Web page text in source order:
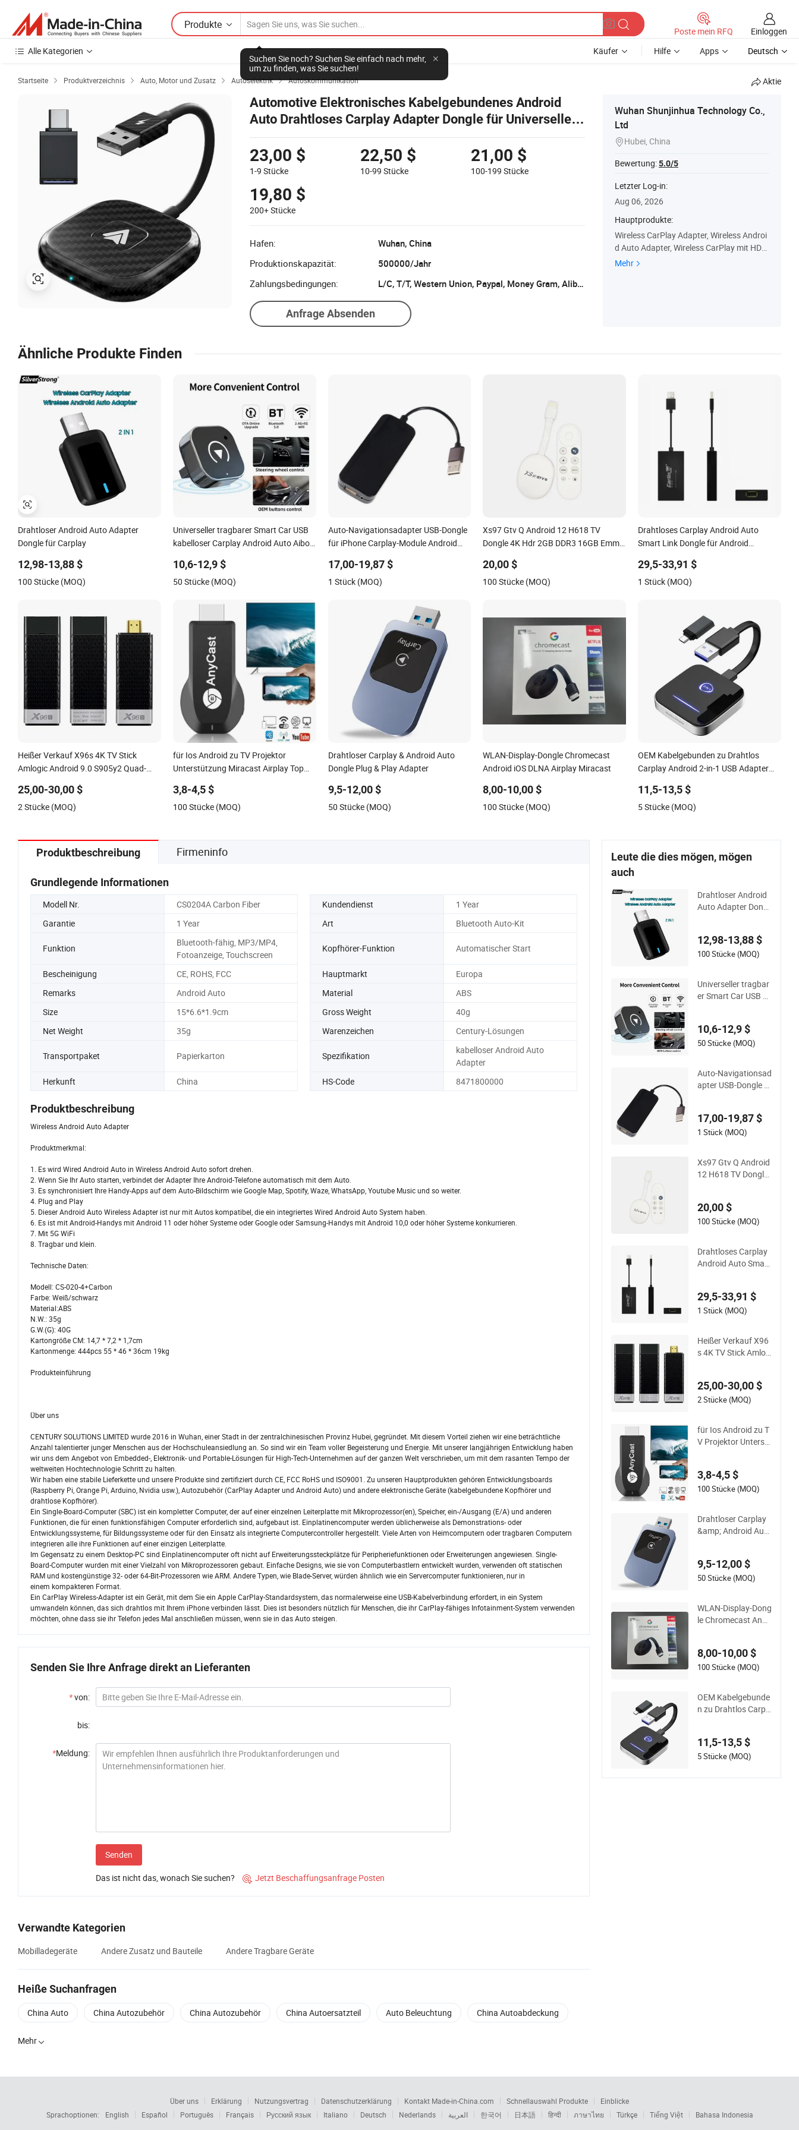
Produkte
Suchen Sie noch? Suchen Sie einfach nach mehr,
um zu finden, was Sie suchen!
Poste mein RFQ
Einloggen
Alle Kategorien
Käufer Hilfe Apps Deutsch
Startseite  Produktverzeichnis  Auto, Motor und Zusatz  Autoselektrik  Autoskommunikation Aktie
Automotive Elektronisches Kabelgebundenes Android
Auto Drahtloses Carplay Adapter Dongle für Universelles
Auto Ai Box Drahtloses Car Play Android Adapter
23,00 $
1-9 Stücke
22,50 $
10-99Stücke
21,00 $
100-199Stücke
19,80 $
200+Stücke
Hafen:
Wuhan, China
Produktionskapazität:
500000/Jahr
Zahlungsbedingungen:
L/C, T/T, Western Union, Paypal, Money Gram, Alibaba Trade Assurance
Anfrage Absenden
Wuhan Shunjinhua Technology Co.,
Ltd
Hubei, China
Bewertung:5.0/5
Letzter Log-in:
Aug 06, 2026
Hauptprodukte:
Wireless CarPlay Adapter, Wireless Androi
d Auto Adapter, Wireless CarPlay mit HDM
I, Wireless CarPlay mit Video, Wireless And
Mehr
Ähnliche Produkte Finden
Drahtloser Android Auto Adapter
Dongle für Carplay
12,98-13,88 $
100 Stücke (MOQ)
Universeller tragbarer Smart Car USB
kabelloser Carplay Android Auto Aibox
10,6-12,9 $
50 Stücke (MOQ)
Auto-Navigationsadapter USB-Dongle
für iPhone Carplay-Module Android
17,00-19,87 $
1 Stück (MOQ)
Xs97 Gtv Q Android 12 H618 TV
Dongle 4K Hdr 2GB DDR3 16GB Emmc
20,00 $
100 Stücke (MOQ)
Drahtloses Carplay Android Auto
Smart Link Dongle für Android
Mirrorlink
29,5-33,91 $
1 Stück (MOQ)
Heißer Verkauf X96s 4K TV Stick
Amlogic Android 9.0 S905y2 Quad-
25,00-30,00 $
2 Stücke (MOQ)
für Ios Android zu TV Projektor
Unterstützung Miracast Airplay Top
1080P WiFi Display Dongle
3,8-4,5 $
100 Stücke (MOQ)
Drahtloser Carplay & Android Auto
Dongle Plug & Play Adapter
9,5-12,00 $
50 Stücke (MOQ)
WLAN-Display-Dongle Chromecast
Android iOS DLNA Airplay Miracast
8,00-10,00 $
100 Stücke (MOQ)
OEM Kabelgebunden zu Drahtlos
Carplay Android 2-in-1 USB Adapter
11,5-13,5 $
5 Stücke (MOQ)
Produktbeschreibung Firmeninfo
Grundlegende Informationen
Modell Nr. CS0204A Carbon Fiber Kundendienst
1 Year
Garantie
1 Year Art Bluetooth Auto-Kit
Funktion
Bluetooth-fähig, MP3/MP4,
Fotoanzeige, Touchscreen
Kopfhörer-Funktion Automatischer Start
Bescheinigung CE, ROHS, FCC Hauptmarkt
Europa
Remarks
Android Auto Material
ABS
Size
15*6.6*1.9cm Gross Weight
40g
Net Weight
35g Warenzeichen Century-Lösungen
Transportpaket Papierkarton Spezifikation
kabelloser Android Auto
Adapter
Herkunft
China HS-Code 8471800000
Produktbeschreibung
Wireless Android Auto Adapter
Produktmerkmal:
1. Es wird Wired Android Auto in Wireless Android Auto sofort drehen.
2. Wenn Sie Ihr Auto starten, verbindet der Adapter Ihre Android-Telefone automatisch mit dem Auto.
3. Es synchronisiert Ihre Handy-Apps auf dem Auto-Bildschirm wie Google Map, Spotify, Waze, WhatsApp, Youtube Music und so weiter.
4. Plug and Play
5. Dieser Android Auto Wireless Adapter ist nur mit Autos kompatibel, die ein integriertes Wired Android Auto System haben.
6. Es ist mit Android-Handys mit Android 11 oder höher Systeme oder Google oder Samsung-Handys mit Android 10,0 oder höher Systeme konkurrieren.
7. Mit 5G WiFi
8. Tragbar und klein.
Technische Daten:
Modell: CS-020-4+Carbon
Farbe: Weiß/schwarz
Material:ABS
N.W.: 35g
G.W.(G): 40G
Kartongröße CM: 14,7 * 7,2 * 1,7cm
Kartonmenge: 444pcs 55 * 46 * 36cm 19kg
Produkteinführung
Über uns
CENTURY SOLUTIONS LIMITED wurde 2016 in Wuhan, einer Stadt in der zentralchinesischen Provinz Hubei, gegründet. Mit diesem Vorteil ziehen wir eine beträchtliche
Anzahl talentierter junger Menschen aus der Hochschuleansiedlung an. So sind wir ein Team voller Begeisterung und Energie. Mit unserer langjährigen Entwicklung haben
wir uns dem Angebot von Embedded-, Elektronik- und Portable-Lösungen für High-Tech-Unternehmen auf der ganzen Welt verschrieben, um mit dem rasanten Tempo der
weltweiten Hochtechnologie Schritt zu halten.
Wir haben eine stabile Lieferkette und unsere Produkte sind zertifiziert durch CE, FCC RoHS und ISO9001. Zu unseren Hauptprodukten gehören Entwicklungsboards
(Raspberry Pi, Orange Pi, Arduino, Nvidia usw.), Autozubehör (CarPlay Adapter und Android Auto) und andere elektronische Geräte (kabelgebundene Kopfhörer und
drahtlose Kopfhörer).
Ein Single-Board-Computer (SBC) ist ein kompletter Computer, der auf einer einzelnen Leiterplatte mit Mikroprozessor(en), Speicher, ein-/Ausgang (E/A) und anderen
Funktionen, die für einen funktionsfähigen Computer erforderlich sind, aufgebaut ist. Einplatinencomputer werden üblicherweise als Demonstrations- oder
Entwicklungssysteme, für Bildungssysteme oder für den Einsatz als integrierte Computercontroller hergestellt. Viele Arten von Heimcomputern oder tragbaren Computern
integrieren alle ihre Funktionen auf einer einzigen Leiterplatte.
Im Gegensatz zu einem Desktop-PC sind Einplatinencomputer oft nicht auf Erweiterungssteckplätze für Peripheriefunktionen oder Erweiterungen angewiesen. Single-
Board-Computer wurden mit einer Vielzahl von Mikroprozessoren gebaut. Einfache Designs, wie sie von Computerbastlern entwickelt wurden, verwenden oft statischen
RAM und kostengünstige 32- oder 64-Bit-Prozessoren wie ARM. Andere Typen, wie Blade-Server, würden ähnlich wie ein Servercomputer funktionieren, nur in
einem kompakteren Format.
Ein CarPlay Wireless-Adapter ist ein Gerät, mit dem Sie ein Apple CarPlay-Standardsystem, das normalerweise eine USB-Kabelverbindung erfordert, in ein System
umwandeln können, das sich drahtlos mit Ihrem iPhone verbinden lässt. Dies ist besonders nützlich für Menschen, die ihr CarPlay-fähiges Infotainment-System verwenden
möchten, ohne dass sie ihr Telefon jedes Mal anschließen müssen, wenn sie in das Auto steigen.
Senden Sie Ihre Anfrage direkt an Lieferanten
*von:
bis:
*Meldung:
Senden
Das ist nicht das, wonach Sie suchen?  Jetzt Beschaffungsanfrage Posten
Verwandte Kategorien
Mobilladegeräte Andere Zusatz und Bauteile Andere Tragbare Geräte
Heiße Suchanfragen
China Auto China Autozubehör China Autozubehör China Autoersatzteil Auto Beleuchtung China Autoabdeckung
Mehr
Leute die dies mögen, mögen
auch
Drahtloser Android
Auto Adapter Dongl
12,98-13,88 $
100 Stücke (MOQ)
Universeller tragbar
er Smart Car USB ka
rplay Dongle
10,6-12,9 $
50 Stücke (MOQ)
Auto-Navigationsad
apter USB-Dongle fü
Telefon
17,00-19,87 $
1 Stück (MOQ)
Xs97 Gtv Q Android
12 H618 TV Dongle
5.2
20,00 $
100 Stücke (MOQ)
Drahtloses Carplay
Android Auto Smart
ät Mini USB Carplay
Mirrorlink
29,5-33,91 $
1 Stück (MOQ)
Heißer Verkauf X96
s 4K TV Stick Amlog
Bt 1080P 4K TV Do
ngle
25,00-30,00 $
2 Stücke (MOQ)
für Ios Android zu T
V Projektor Unterst
racast Anycast M9
Plus 1080P WiFi Dis
3,8-4,5 $
100 Stücke (MOQ)
Drahtloser Carplay
&amp; Android Auto
9,5-12,00 $
50 Stücke (MOQ)
WLAN-Display-Dong
le Chromecast Andr
8,00-10,00 $
100 Stücke (MOQ)
OEM Kabelgebunde
n zu Drahtlos Carpl
gle für Apple Ios IP
Car Play
11,5-13,5 $
5 Stücke (MOQ)
Über uns Erklärung Nutzungsvertrag Datenschutzerklärung Kontakt Made-in-China.com Schnellauswahl Produkte
Einblicke
Sprachoptionen:
English Español Português Français Русский язык Italiano Deutsch Nederlands العربية 한국어 日本語 हिन्दी ภาษาไทย Türkçe Tiếng Việt Bahasa Indonesia